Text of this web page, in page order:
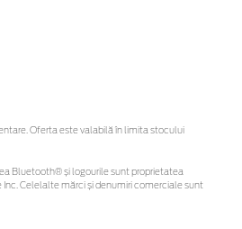
Oferta este valabilă în limita stocului
Bluetooth® și logourile sunt proprietatea
Inc. Celelalte mărci și denumiri comerciale sunt